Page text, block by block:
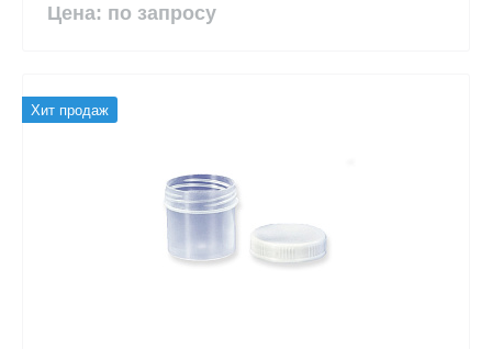
Цена: по запросу
Хит продаж